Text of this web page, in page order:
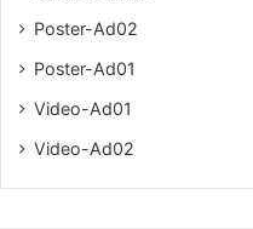
Poster-Ad02
Poster-Ad01
Video-Ad01
Video-Ad02